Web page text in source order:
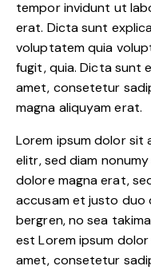
tempor invidunt ut
erat. Dicta sunt
voluptatem quia
fugit, quia. Dicta sunt
amet, consetetur
magna aliquyam erat.
Lorem ipsum dolor
elitr, sed diam
dolore magna erat,
accusam et justo duo
bergren, no sea
est Lorem ipsum
amet, consetetur